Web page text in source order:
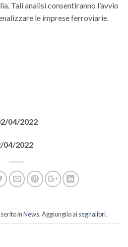
Tali analisi consentiranno l’avvio
le imprese ferroviarie.
04/2022
04/2022
inNews. Aggiungilo aisegnalibri.